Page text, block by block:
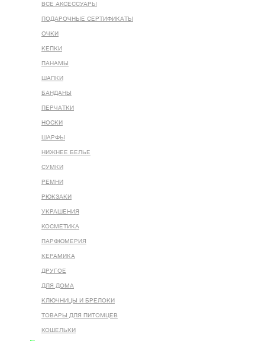
ВСЕ AКСЕССУАРЫ
ПОДАРОЧНЫЕ СЕРТИФИКАТЫ
ОЧКИ
КЕПКИ
ПАНАМЫ
ШАПКИ
БАНДАНЫ
ПЕРЧАТКИ
НОСКИ
ШАРФЫ
НИЖНЕЕ БЕЛЬЕ
СУМКИ
РЕМНИ
РЮКЗАКИ
УКРАШЕНИЯ
КОСМЕТИКА
ПАРФЮМЕРИЯ
КЕРАМИКА
ДРУГОЕ
ДЛЯ ДОМА
КЛЮЧНИЦЫ И БРЕЛОКИ
ТОВАРЫ ДЛЯ ПИТОМЦЕВ
КОШЕЛЬКИ